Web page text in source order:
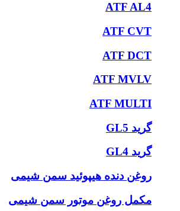
ATF AL4
ATF CVT
ATF DCT
ATF MVLV
ATF MULTI
گرید GL5
گرید GL4
روغن دنده هیپوئید سمن شیمی
مکمل روغن موتور سمن شیمی